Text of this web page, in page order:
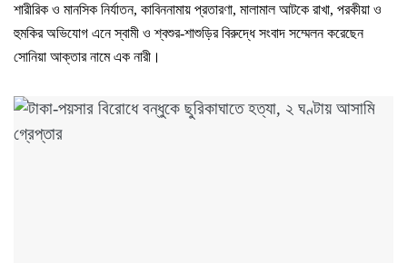
শারীরিক ও মানসিক নির্যাতন, কাবিননামায় প্রতারণা, মালামাল আটকে রাখা, পরকীয়া ও
হুমকির অভিযোগ এনে স্বামী ও শ্বশুর-শাশুড়ির বিরুদ্ধে সংবাদ সম্মেলন করেছেন
সোনিয়া আক্তার নামে এক নারী।